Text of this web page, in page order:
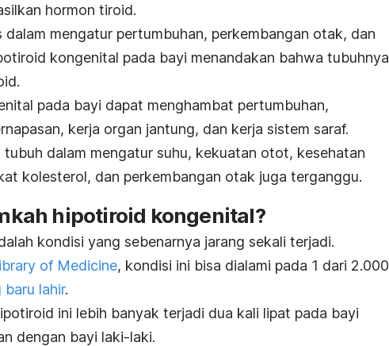
hormon tiroid.
mengatur pertumbuhan, perkembangan otak, dan
kongenital pada bayi menandakan bahwa tubuhnya
pada bayi dapat menghambat pertumbuhan,
kerja organ jantung, dan kerja sistem saraf.
tubuh dalam mengatur suhu, kekuatan otot, kesehatan
kolesterol, dan perkembangan otak juga terganggu.
hipotiroid kongenital?
kondisi yang sebenarnya jarang sekali terjadi.
of Medicine, kondisi ini bisa dialami pada 1 dari 2.000
baru lahir.
ini lebih banyak terjadi dua kali lipat pada bayi
dengan bayi laki-laki.